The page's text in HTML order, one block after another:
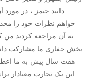
دانید جیمز ، در
خواهم نظرات خود را
به آن مراجعه کردید
بخش حفاری ما مشارکت
هفت سال پیش به ما اعطا
این یک تجارت معنادار